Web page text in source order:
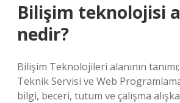
Bilişim teknolojisi
nedir?
Bilişim Teknolojileri alanının
Teknik Servisi ve Web
bilgi, beceri, tutum ve çalışma